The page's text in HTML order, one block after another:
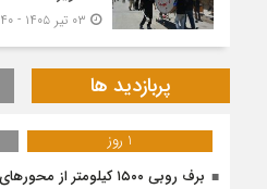
پربازدید ها
1 روز
برف روبی ۱۵۰۰ کیلومتر از محور‌های مواصلاتی شهرستان الیگودرز